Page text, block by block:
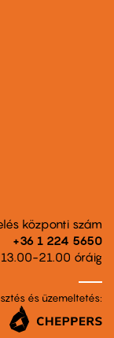
központi szám
+36 1 224 5650
21.00 óráig
és üzemeltetés: